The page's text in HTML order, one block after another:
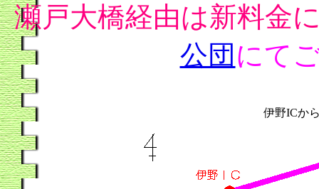
瀬戸大橋経由は新料金
公団 にて
伊野ICか